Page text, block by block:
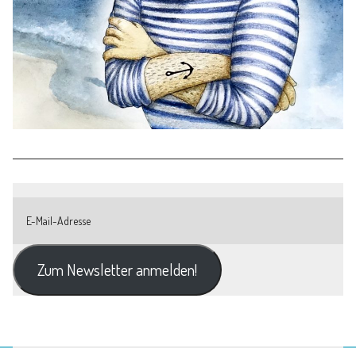
Zum Newsletter anmelden!